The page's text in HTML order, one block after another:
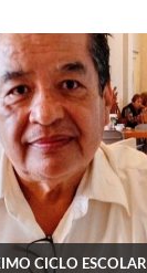
CICLO ESCOLAR